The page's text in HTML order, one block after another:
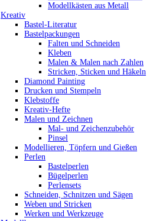
Modellkästen aus Metall
Kreativ
Bastel-Literatur
Bastelpackungen
Falten und Schneiden
Kleben
Malen & Malen nach Zahlen
Stricken, Sticken und Häkeln
Diamond Painting
Drucken und Stempeln
Klebstoffe
Kreativ-Hefte
Malen und Zeichnen
Mal- und Zeichenzubehör
Pinsel
Modellieren, Töpfern und Gießen
Perlen
Bastelperlen
Bügelperlen
Perlensets
Schneiden, Schnitzen und Sägen
Weben und Stricken
Werken und Werkzeuge